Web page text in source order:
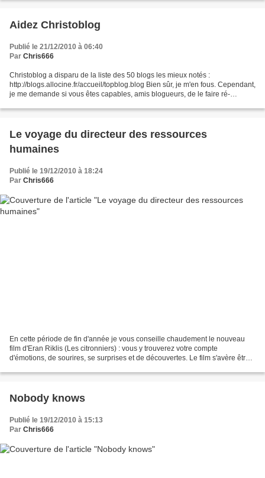
Aidez Christoblog
Publié le 21/12/2010 à 06:40
Par Chris666
Christoblog a disparu de la liste des 50 blogs les mieux notés :
http://blogs.allocine.fr/accueil/topblog.blog Bien sûr, je m'en fous. Cependant,
je me demande si vous êtes capables, amis blogueurs, de le faire ré-
Le voyage du directeur des ressources
humaines
Publié le 19/12/2010 à 18:24
Par Chris666
En cette période de fin d'année je vous conseille chaudement le nouveau
film d'Eran Riklis (Les citronniers) : vous y trouverez votre compte
d'émotions, de sourires, se surprises et de découvertes. Le film s'avère être
Nobody knows
Publié le 19/12/2010 à 15:13
Par Chris666